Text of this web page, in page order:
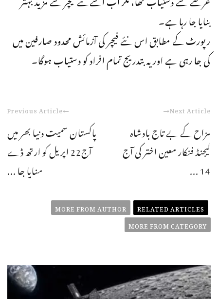
بنایا جا رہا ہے۔
رپورٹ کے مطابق اس نئے فیچر کی آزمائش محدود صارفین میں
کی جا رہی ہے اور یہ بتدریج تمام افراد کو دستیاب ہوگا۔
Previous Article
پاکستان سمیت دنیا بھر میں
آج22 اپریل کو ارتھ ڈے
منایا جا ...
Next Article
مزاح کے بے تاج بادشاہ
لیجنڈ فنکار معین اختر کی آج
14 ...
RELATED ARTICLES
MORE FROM AUTHOR
MORE FROM CATEGORY